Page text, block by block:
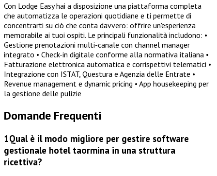
Con Lodge Easy hai a disposizione una piattaforma completa
che automatizza le operazioni quotidiane e ti permette di
concentrarti su ciò che conta davvero: offrire un'esperienza
memorabile ai tuoi ospiti. Le principali funzionalità includono: •
Gestione prenotazioni multi-canale con channel manager
integrato • Check-in digitale conforme alla normativa italiana •
Fatturazione elettronica automatica e corrispettivi telematici •
Integrazione con ISTAT, Questura e Agenzia delle Entrate •
Revenue management e dynamic pricing • App housekeeping per
la gestione delle pulizie
Domande Frequenti
1Qual è il modo migliore per gestire software
gestionale hotel taormina in una struttura
ricettiva?